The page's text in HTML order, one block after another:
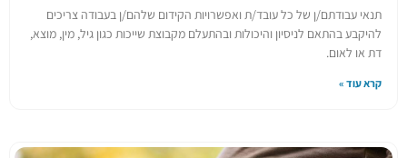
תנאי עבודתם/ן של כל עובד/ת ואפשרויות הקידום שלהם/ן בעבודה צריכים
להיקבע בהתאם לניסיון והיכולות ובהתעלם מקבוצת שייכות כגון גיל, מין, מוצא,
דת או לאום.
קרא עוד »